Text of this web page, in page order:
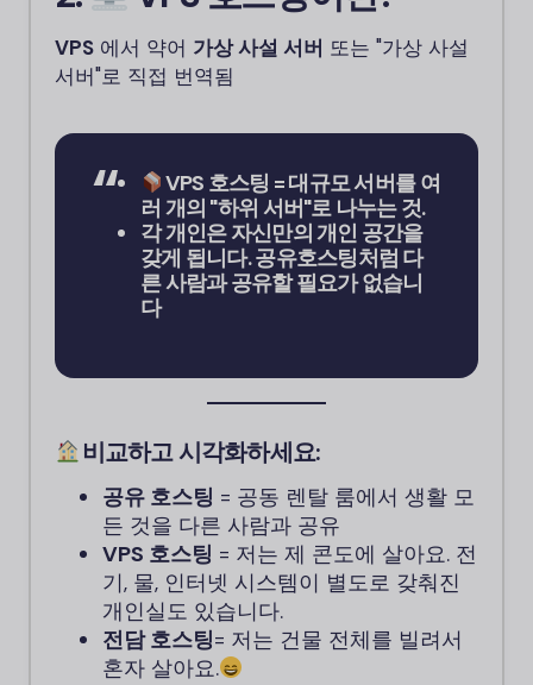
VPS 에서 약어 가상 사설 서버 또는 "가상 사설
서버"로 직접 번역됨
VPS 호스팅 = 대규모 서버를 여
러 개의 "하위 서버"로 나누는 것.
각 개인은 자신만의 개인 공간을
갖게 됩니다. 공유호스팅처럼 다
른 사람과 공유할 필요가 없습니
다
비교하고 시각화하세요:
공유 호스팅 = 공동 렌탈 룸에서 생활 모
든 것을 다른 사람과 공유
VPS 호스팅 = 저는 제 콘도에 살아요. 전
기, 물, 인터넷 시스템이 별도로 갖춰진
개인실도 있습니다.
전담 호스팅= 저는 건물 전체를 빌려서
혼자 살아요.